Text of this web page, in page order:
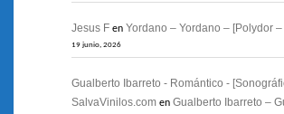
Jesus F en Yordano – Yordano – [Polydor
19 junio, 2026
Gualberto Ibarreto - Romántico -
SalvaVinilos.com en Gualberto Ibarreto –